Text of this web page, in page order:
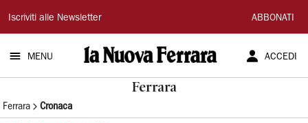
La
Nuova
Ferrara
Iscriviti alle Newsletter ABBONATI
MENU ACCEDI
Ferrara
Ferrara Cronaca